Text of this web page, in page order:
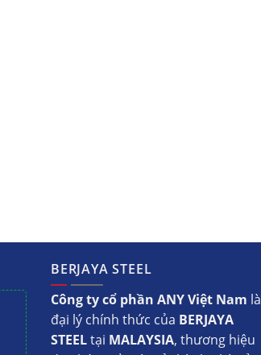
BERJAYA STEEL
Công ty cổ phần ANY Việt Nam là
đại lý chính thức của BERJAYA
STEELtại MALAYSIA, thương hiệu